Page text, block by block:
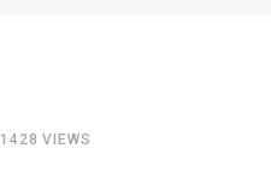
1428 VIEWS